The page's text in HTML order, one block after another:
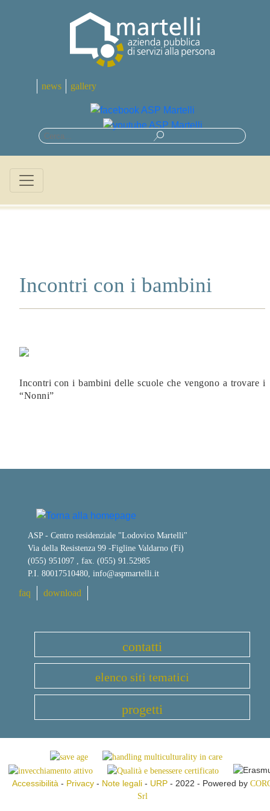
news gallery
Incontri con i bambini
Incontri con i bambini delle scuole che vengono a trovare i
“Nonni”
ASP - Centro residenziale "Lodovico Martelli"
Via della Resistenza 99 -Figline Valdarno (Fi)
(055) 951097 , fax. (055) 91.52985
P.I. 80017510480, info@aspmartelli.it
faq download
contatti
elenco siti tematici
progetti
Accessibilità - Privacy- Note legali- URP- 2022 - Powered by
Srl